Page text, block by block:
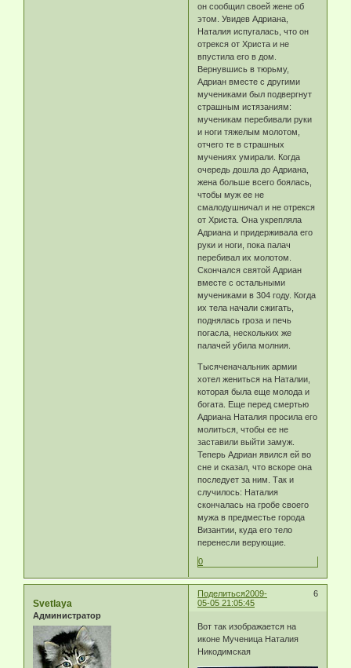
он сообщил своей жене об
этом. Увидев Адриана,
Наталия испугалась, что он
отрекся от Христа и не
впустила его в дом.
Вернувшись в тюрьму,
Адриан вместе с другими
мучениками был подвергнут
страшным истязаниям:
мученикам перебивали руки
и ноги тяжелым молотом,
отчего те в страшных
мучениях умирали. Когда
очередь дошла до Адриана,
жена больше всего боялась,
чтобы муж ее не
смалодушничал и не отрекся
от Христа. Она укрепляла
Адриана и придерживала его
руки и ноги, пока палач
перебивал их молотом.
Скончался святой Адриан
вместе с остальными
мучениками в 304 году. Когда
их тела начали сжигать,
поднялась гроза и печь
погасла, нескольких же
палачей убила молния.
Тысяченачальник армии
хотел жениться на Наталии,
которая была еще молода и
богата. Еще перед смертью
Адриана Наталия просила его
молиться, чтобы ее не
заставили выйти замуж.
Теперь Адриан явился ей во
сне и сказал, что вскоре она
последует за ним. Так и
случилось: Наталия
скончалась на гробе своего
мужа в предместье города
Византии, куда его тело
перенесли верующие.
0
Поделиться 6
2009-
05-05 21:05:45
Svetlaya
Администратор
Вот так изображается на
иконе Мученица Наталия
Никодимская